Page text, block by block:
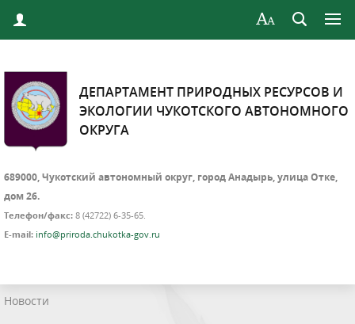
ДЕПАРТАМЕНТ ПРИРОДНЫХ РЕСУРСОВ И
ЭКОЛОГИИ ЧУКОТСКОГО АВТОНОМНОГО
ОКРУГА
689000, Чукотский автономный округ, город Анадырь, улица Отке,
дом 26.
Телефон/факс: 8 (42722) 6-35-65.
E-mail: info@priroda.chukotka-gov.ru
Новости